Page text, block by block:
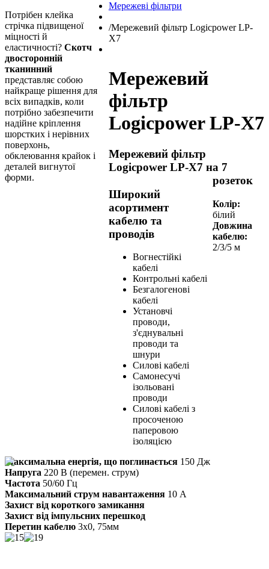
Потрібен клейка
стрічка підвищеної
міцності й
еластичності? Скотч
двосторонній
тканинний
представляє собою
найкраще рішення для
всіх випадків, коли
потрібно забезпечити
надійне кріплення
шорстких і нерівних
поверхонь,
обклеювання крайок і
деталей вигнутої
форми.
Широкий
асортимент
кабелю та
проводів
Вогнестійкі
кабелі
Контрольні кабелі
Безгалогенові
кабелі
Установчі
проводи,
з'єднувальні
проводи та
шнури
Силові кабелі
Самонесучі
ізольовані
проводи
Силові кабелі з
просоченою
паперовою
ізоляцією
Мережеві фільтри
/Мережевий фільтр Logicpower LP-
X7
Мережевий
фільтр
Logicpower LP-X7
Мережевий фільтр
Logicpower LP-X7 на 7
розеток
Колір:
білий
Довжина
кабелю:
2/3/5 м
Максимальна енергія, що поглинається 150 Дж
Напруга 220 В (перемен. струм)
Частота 50/60 Гц
Максимальний струм навантаження 10 А
Захист від короткого замикання
Захист від імпульсних перешкод
Перетин кабелю 3х0, 75мм